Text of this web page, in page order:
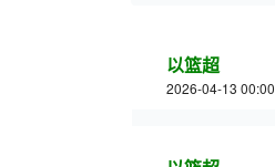
以篮超
2026-04-13 00:00